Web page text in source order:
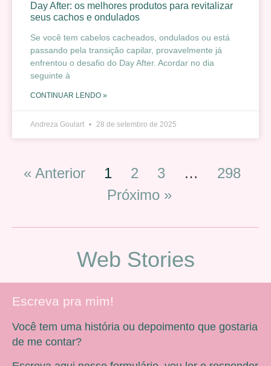
Day After: os melhores produtos para revitalizar
seus cachos e ondulados
Se você tem cabelos cacheados, ondulados ou está
passando pela transição capilar, provavelmente já
enfrentou o desafio do Day After. Acordar no dia
seguinte à
CONTINUAR LENDO »
Andreza Goulart 28 de setembro de 2025
« Anterior 1 2 3 …
298
Próximo »
Web Stories
Escreva pra mim!
Você tem uma história ou depoimento que gostaria
de me contar?